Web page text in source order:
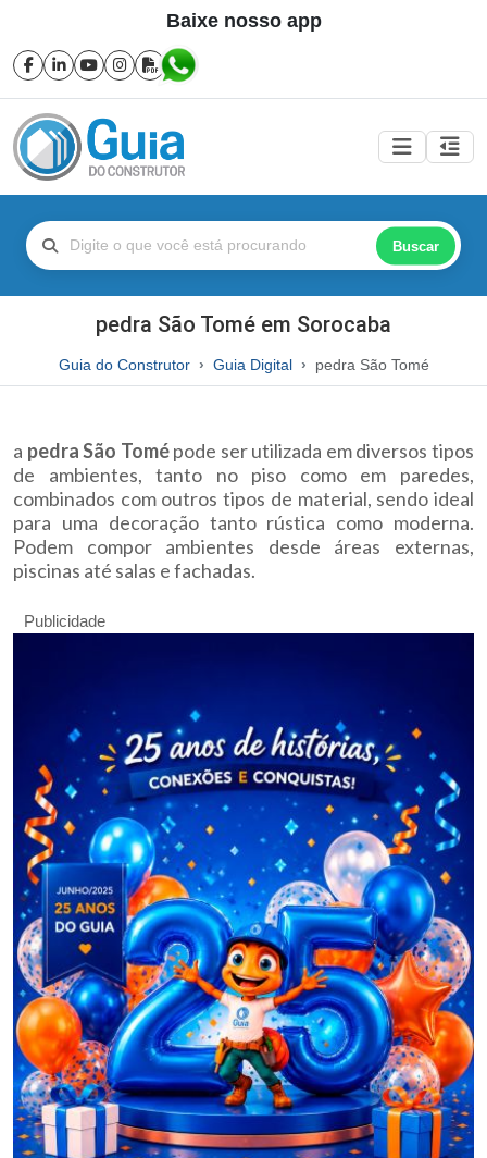
Baixe nosso app
Buscar
pedra São Tomé em Sorocaba
Guia do Construtor Guia Digital pedra São Tomé
a pedra São Tomépode ser utilizada em diversos tipos
de ambientes, tanto no piso como em paredes,
combinados com outros tipos de material, sendo ideal
para uma decoração tanto rústica como moderna.
Podem compor ambientes desde áreas externas,
piscinas até salas e fachadas.
Publicidade